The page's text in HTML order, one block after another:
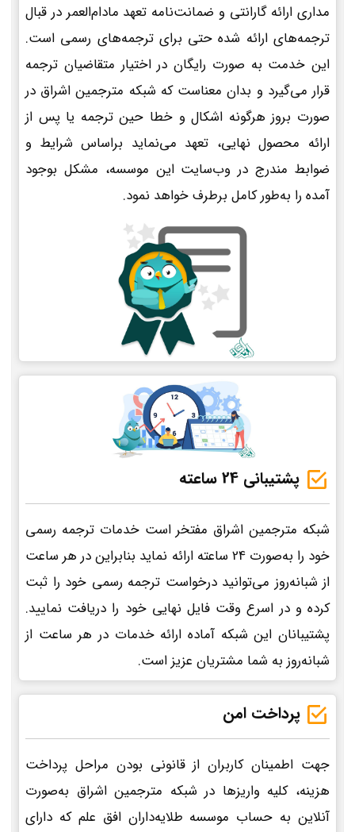
مداری ارائه گارانتی و ضمانت‌نامه تعهد مادام‌العمر در قبال
ترجمه‌های ارائه شده حتی برای ترجمه‌های رسمی است.
این خدمت به صورت رایگان در اختیار متقاضیان ترجمه
قرار می‌گیرد و بدان معناست که شبکه مترجمین اشراق در
صورت بروز هرگونه اشکال و خطا حین ترجمه یا پس از
ارائه محصول نهایی، تعهد می‌نماید براساس شرایط و
ضوابط مندرج در وب‌سایت این موسسه، مشکل بوجود
آمده را به‌طور کامل برطرف خواهد نمود.
پشتیبانی 24 ساعته
شبکه مترجمین اشراق مفتخر است خدمات ترجمه رسمی
خود را به‌صورت 24 ساعته ارائه نماید بنابراین در هر ساعت
از شبانه‌روز می‌توانید درخواست ترجمه رسمی خود را ثبت
کرده و در اسرع وقت فایل نهایی خود را دریافت نمایید.
پشتیبانان این شبکه آماده ارائه خدمات در هر ساعت از
شبانه‌روز به شما مشتریان عزیز است.
پرداخت امن
جهت اطمینان کاربران از قانونی بودن مراحل پرداخت
هزینه، کلیه واریزها در شبکه مترجمین اشراق به‌صورت
آنلاین به حساب موسسه طلایه‌داران افق علم که دارای